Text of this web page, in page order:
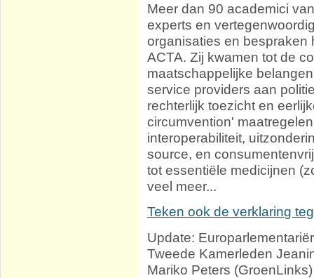
Meer dan 90 academici
experts en
organisaties en bespraken
ACTA. Zij kwamen tot de
maatschappelijke
service providers aan
rechterlijk toezicht en
circumvention'
interoperabiliteit,
source, en
tot essentiële medicijnen
veel meer...
Teken ook de verklaring
Update:
Tweede Kamerleden
Mariko Peters